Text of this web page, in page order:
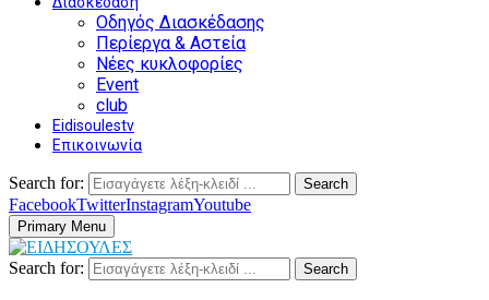
Οδηγός Διασκέδασης
Περίεργα & Αστεία
Νέες κυκλοφορίες
Event
club
Eidisoulestv
Επικοινωνία
Search for: Search
FacebookTwitterInstagramYoutube
Primary Menu
Search for: Search